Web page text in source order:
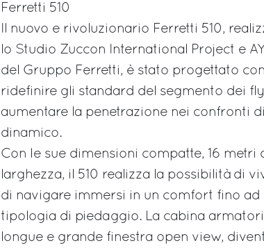
Ferretti 510
Il nuovo e rivoluzionario Ferretti 510,
lo Studio Zuccon International Project e
del Gruppo Ferretti, è stato progettato
ridefinire gli standard del segmento dei
aumentare la penetrazione nei confronti
dinamico.
Con le sue dimensioni compatte, 16 metri
larghezza, il 510 realizza la possibilità di
di navigare immersi in un comfort fino ad
tipologia di piedaggio. La cabina
longue e grande finestra open view,